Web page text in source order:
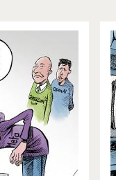
énergie!
présidentielle US
et les armes
et ses crises